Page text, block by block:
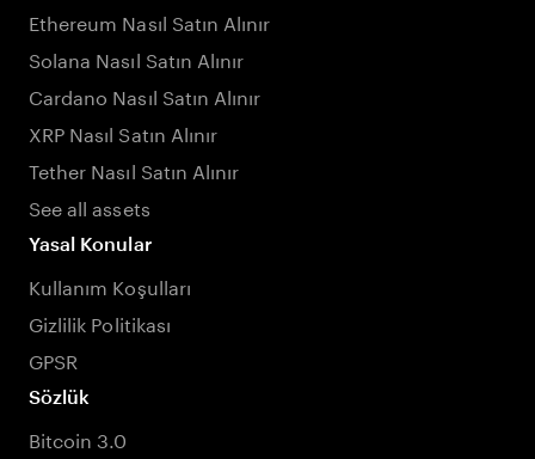
Ethereum Nasıl Satın Alınır
Solana Nasıl Satın Alınır
Cardano Nasıl Satın Alınır
XRP Nasıl Satın Alınır
Tether Nasıl Satın Alınır
See all assets
Yasal Konular
Kullanım Koşulları
Gizlilik Politikası
GPSR
Sözlük
Bitcoin 3.0